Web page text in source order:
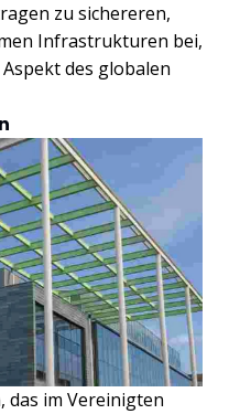
zu sichereren,
Infrastrukturen bei,
des globalen
das im Vereinigten